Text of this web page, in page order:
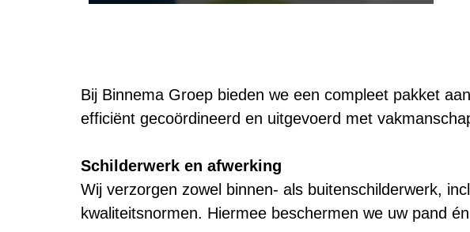
Bij Binnema Groep bieden we een compleet pakket
efficiënt gecoördineerd en uitgevoerd met
Schilderwerk en afwerking
Wij verzorgen zowel binnen- als buitenschilderwerk,
kwaliteitsnormen. Hiermee beschermen we uw pand